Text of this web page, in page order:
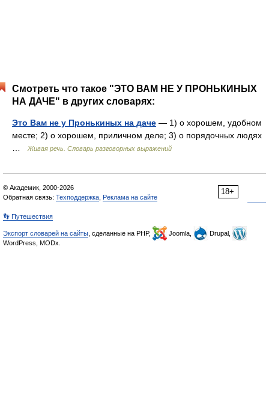
Смотреть что такое "ЭТО ВАМ НЕ У ПРОНЬКИНЫХ
НА ДАЧЕ" в других словарях:
Это Вам не у Пронькиных на даче — 1) о хорошем, удобном
месте; 2) о хорошем, приличном деле; 3) о порядочных людях
Живая речь. Словарь разговорных выражений
18+
© Академик, 2000-2026
Обратная связь: Техподдержка Реклама на сайте
👣 Путешествия
Экспорт словарей на сайты , сделанные на PHP, Joomla,
Drupal,
WordPress, MODx.